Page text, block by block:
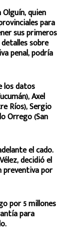
quien
para
sus primeros
sobre
penal, podría
los datos
Axel
Ríos), Sergio
Orrego (San
el cado.
decidió el
preventiva por
por 5 millones
para